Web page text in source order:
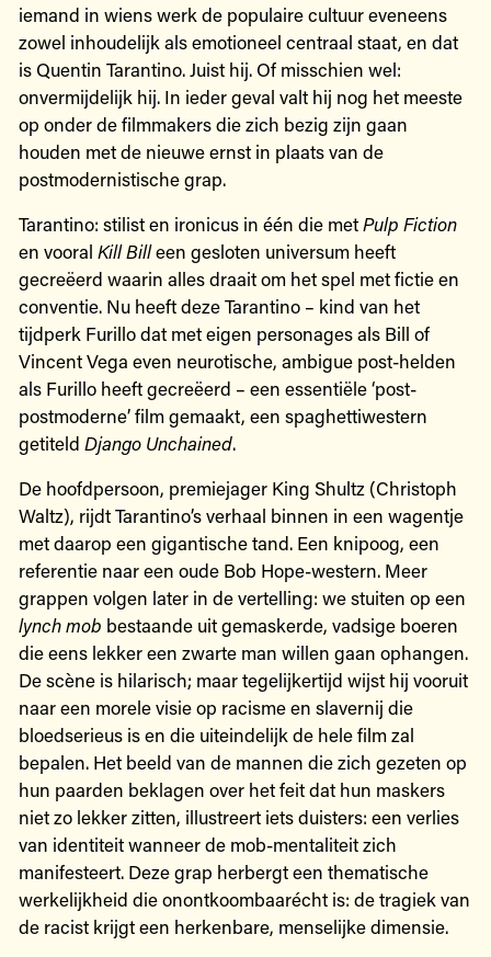
iemand in wiens werk de populaire cultuur eveneens
zowel inhoudelijk als emotioneel centraal staat, en dat
is Quentin Tarantino. Juist hij. Of misschien wel:
onvermijdelijk hij. In ieder geval valt hij nog het meeste
op onder de filmmakers die zich bezig zijn gaan
houden met de nieuwe ernst in plaats van de
postmodernistische grap.
Tarantino: stilist en ironicus in één die metPulp Fiction
en vooral Kill Billeen gesloten universum heeft
gecreëerd waarin alles draait om het spel met fictie en
conventie. Nu heeft deze Tarantino – kind van het
tijdperk Furillo dat met eigen personages als Bill of
Vincent Vega even neurotische, ambigue post-helden
als Furillo heeft gecreëerd – een essentiële ‘post-
postmoderne’ film gemaakt, een spaghettiwestern
getiteld Django Unchained.
De hoofdpersoon, premiejager King Shultz (Christoph
Waltz), rijdt Tarantino’s verhaal binnen in een wagentje
met daarop een gigantische tand. Een knipoog, een
referentie naar een oude Bob Hope-western. Meer
grappen volgen later in de vertelling: we stuiten op een
lynch mob bestaande uit gemaskerde, vadsige boeren
die eens lekker een zwarte man willen gaan ophangen.
De scène is hilarisch; maar tegelijkertijd wijst hij vooruit
naar een morele visie op racisme en slavernij die
bloedserieus is en die uiteindelijk de hele film zal
bepalen. Het beeld van de mannen die zich gezeten op
hun paarden beklagen over het feit dat hun maskers
niet zo lekker zitten, illustreert iets duisters: een verlies
van identiteit wanneer de mob-mentaliteit zich
manifesteert. Deze grap herbergt een thematische
werkelijkheid die onontkoombaarécht is: de tragiek van
de racist krijgt een herkenbare, menselijke dimensie.